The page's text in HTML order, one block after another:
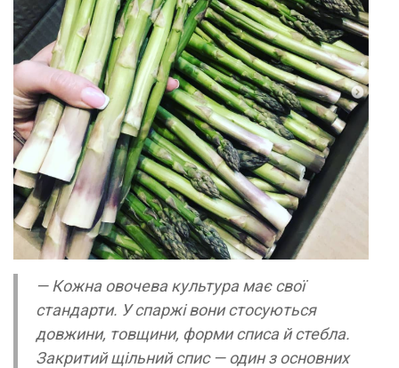
— Кожна овочева культура має свої
стандарти. У спаржі вони стосуються
довжини, товщини, форми списа й стебла.
Закритий щільний спис — один з основних